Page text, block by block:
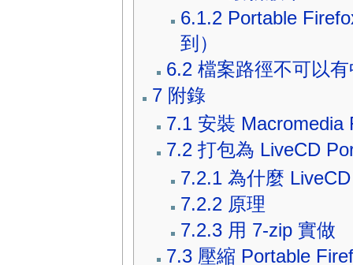
6.1.2 Portable
到）
6.2 檔案路徑不可以
7 附錄
7.1 安裝 Macromedia
7.2 打包為 LiveCD
7.2.1 為什麼
7.2.2 原理
7.2.3 用 7-zip 實做
7.3 壓縮 Portable